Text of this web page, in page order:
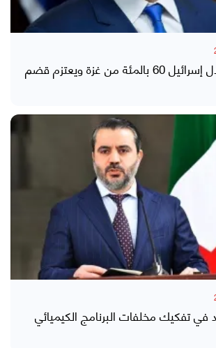
نتنياهو يقر باحتلال إسرائيل 60 بالمئة من غزة ويعتزم قضم
في تفكيك مخلفات البرنامج الكيميائي